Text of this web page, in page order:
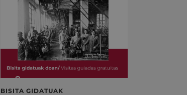
BISITA GIDATUAK